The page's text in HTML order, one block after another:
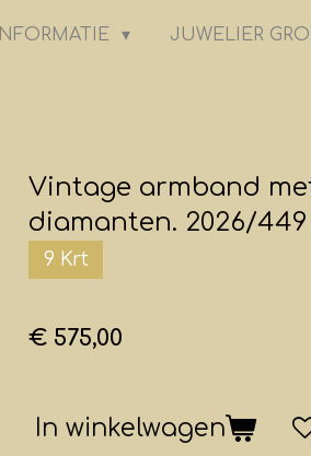
INFORMATIE JUWELIER
Vintage armband
diamanten. 2026/449
9 Krt
€ 575,00
In winkelwagen